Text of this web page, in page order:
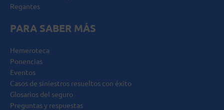
Regantes
PARA SABER MÁS
Hemeroteca
Ponencias
Eventos
Casos de siniestros resueltos con éxito
Glosarios del seguro
Preguntas y respuestas